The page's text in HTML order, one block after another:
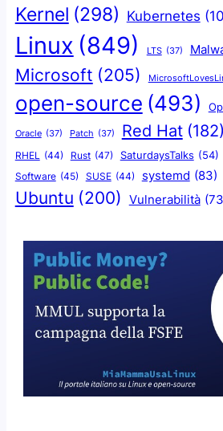
Kernel (298) Kubernetes
Linux (849) LTS (37)
Microsoft (205)
open-source (493)
Oracle (37) Patch (37) Red Hat (182)
RHEL (44) Rust (47) SaturdaysTalks (54)
Software (45) SUSE (44) systemd (83)
Ubuntu (200) Vulnerabilità